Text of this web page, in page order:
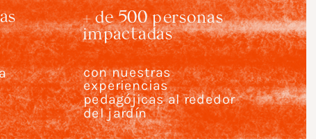
+ de 500 personas
impactadas
con nuestras
experiencias
pedagójicas al rededor
del jardín